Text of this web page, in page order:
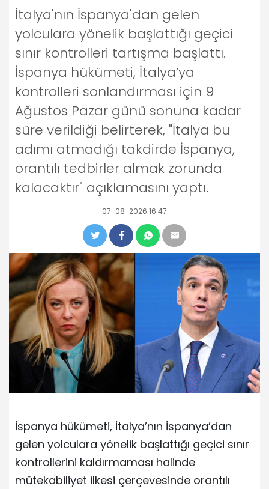
İtalya'nın İspanya'dan gelen
yolculara yönelik başlattığı geçici
sınır kontrolleri tartışma başlattı.
İspanya hükümeti, İtalya’ya
kontrolleri sonlandırması için 9
Ağustos Pazar günü sonuna kadar
süre verildiği belirterek, "İtalya bu
adımı atmadığı takdirde İspanya,
orantılı tedbirler almak zorunda
kalacaktır" açıklamasını yaptı.
07-08-2026 16:47
İspanya hükümeti, İtalya’nın İspanya’dan
gelen yolculara yönelik başlattığı geçici sınır
kontrollerini kaldırmaması halinde
mütekabiliyet ilkesi çerçevesinde orantılı